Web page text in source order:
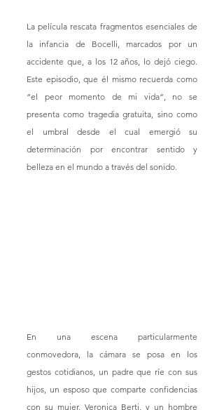
La película rescata fragmentos esenciales de
la infancia de Bocelli, marcados por un
accidente que, a los 12 años, lo dejó ciego.
Este episodio, que él mismo recuerda como
“el peor momento de mi vida”, no se
presenta como tragedia gratuita, sino como
el umbral desde el cual emergió su
determinación por encontrar sentido y
belleza en el mundo a través del sonido.
En una escena particularmente
conmovedora, la cámara se posa en los
gestos cotidianos, un padre que ríe con sus
hijos, un esposo que comparte confidencias
con su mujer, Veronica Berti, y un hombre